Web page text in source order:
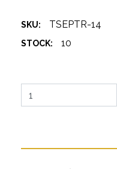
SKU: TSEPTR-14
STOCK: 10